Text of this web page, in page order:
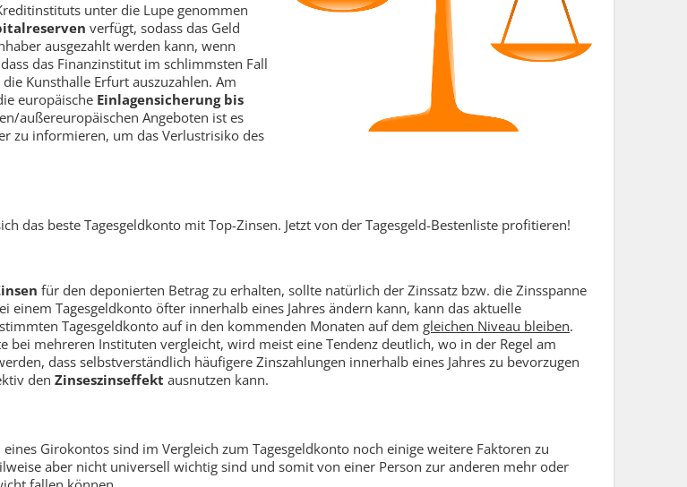
unter die Lupe genommen
verfügt, sodass das Geld
ausgezahlt werden kann, wenn
das Finanzinstitut im schlimmsten Fall
Kunsthalle Erfurt auszuzahlen. Am
europäische Einlagensicherung bis
außereuropäischen Angeboten ist es
zu informieren, um das Verlustrisiko des
das beste Tagesgeldkonto mit Top-Zinsen. Jetzt von der Tagesgeld-Bestenliste profitieren!
für den deponierten Betrag zu erhalten, sollte natürlich der Zinssatz bzw. die Zinsspanne
Tagesgeldkonto öfter innerhalb eines Jahres ändern kann, kann das aktuelle
Tagesgeldkonto auf in den kommenden Monaten auf dem gleichen Niveau bleiben.
mehreren Instituten vergleicht, wird meist eine Tendenz deutlich, wo in der Regel am
dass selbstverständlich häufigere Zinszahlungen innerhalb eines Jahres zu bevorzugen
den Zinseszinseffekt ausnutzen kann.
eines Girokontos sind im Vergleich zum Tagesgeldkonto noch einige weitere Faktoren zu
aber nicht universell wichtig sind und somit von einer Person zur anderen mehr oder